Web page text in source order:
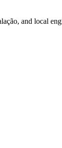
and local